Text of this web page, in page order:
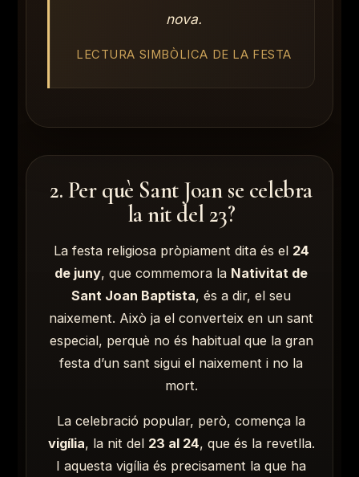
nova.
LECTURA SIMBÒLICA DE LA FESTA
2. Per què Sant Joan se celebra
la nit del 23?
La festa religiosa pròpiament dita és el 24
de juny, que commemora la Nativitat de
Sant Joan Baptista, és a dir, el seu
naixement. Això ja el converteix en un sant
especial, perquè no és habitual que la gran
festa d’un sant sigui el naixement i no la
mort.
La celebració popular, però, comença la
vigília, la nit del 23 al 24, que és la revetlla.
I aquesta vigília és precisament la que ha